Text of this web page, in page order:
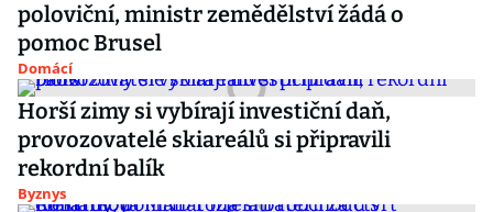
poloviční, ministr zemědělství žádá o
pomoc Brusel
Domácí
Horší zimy si vybírají investiční daň,
provozovatelé skiareálů si připravili
rekordní balík
Byznys